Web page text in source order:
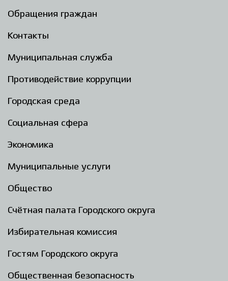
Обращения граждан
Контакты
Муниципальная служба
Противодействие коррупции
Городская среда
Социальная сфера
Экономика
Муниципальные услуги
Общество
Счётная палата Городского округа
Избирательная комиссия
Гостям Городского округа
Общественная безопасность